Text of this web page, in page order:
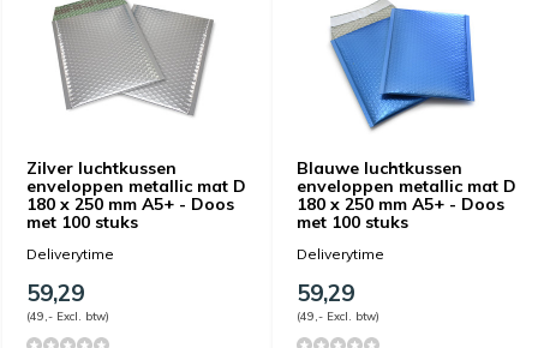
Zilver luchtkussen
enveloppen metallic mat D
180 x 250 mm A5+ - Doos
met 100 stuks
Deliverytime
59,29
(49,- Excl. btw)
Blauwe luchtkussen
enveloppen metallic mat D
180 x 250 mm A5+ - Doos
met 100 stuks
Deliverytime
59,29
(49,- Excl. btw)